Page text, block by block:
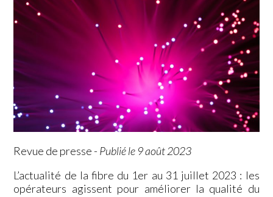
Revue de presse - Publié le 9 août 2023
L’actualité de la fibre du 1er au 31 juillet 2023 : les
opérateurs agissent pour améliorer la qualité du